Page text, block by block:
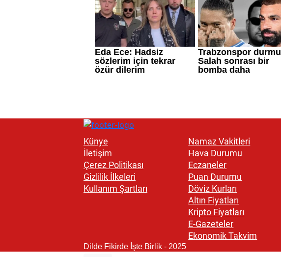
Künye
İletişim
Çerez Politikası
Gizlilik İlkeleri
Kullanım Şartları
Namaz Vakitleri
Hava Durumu
Eczaneler
Puan Durumu
Döviz Kurları
Altın Fiyatları
Kripto Fiyatları
E-Gazeteler
Ekonomik Takvim
Dilde Fikirde İşte Birlik - 2025